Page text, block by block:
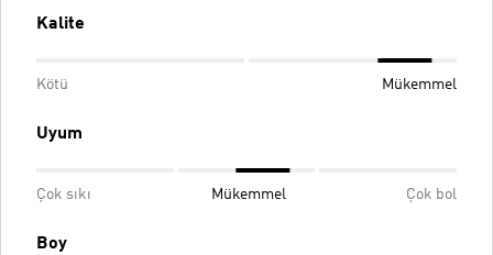
Kalite
Kötü Mükemmel
Uyum
Çok sıkı Mükemmel Çok bol
Boy